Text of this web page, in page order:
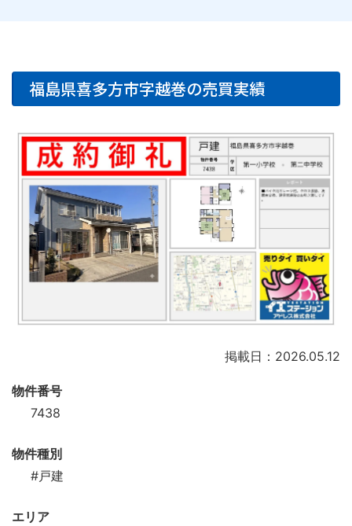
福島県喜多方市字越巻の売買実績
掲載日：2026.05.12
物件番号
7438
物件種別
#戸建
エリア